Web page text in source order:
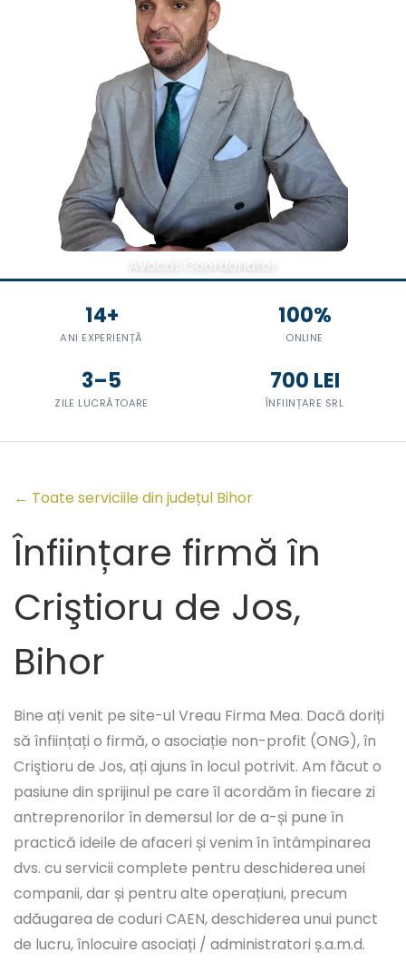
Avocat Coordonator
14+
ANI EXPERIENȚĂ
100%
ONLINE
3–5
ZILE LUCRĂTOARE
700 LEI
ÎNFIINȚARE SRL
← Toate serviciile din județul Bihor
Înființare firmă în
Criştioru de Jos,
Bihor
Bine ați venit pe site-ul Vreau Firma Mea. Dacă doriți
să înființați o firmă, o asociație non-profit (ONG), în
Criştioru de Jos, ați ajuns în locul potrivit. Am făcut o
pasiune din sprijinul pe care îl acordăm în fiecare zi
antreprenorilor în demersul lor de a-și pune în
practică ideile de afaceri și venim în întâmpinarea
dvs. cu servicii complete pentru deschiderea unei
companii, dar și pentru alte operațiuni, precum
adăugarea de coduri CAEN, deschiderea unui punct
de lucru, înlocuire asociați / administratori ș.a.m.d.